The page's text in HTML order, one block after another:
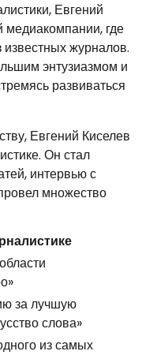
Евгений
медиакомпании, где
известных журналов.
энтузиазмом и
развиваться
Евгений Киселев
Он стал
интервью с
множество
за лучшую
слова»
из самых